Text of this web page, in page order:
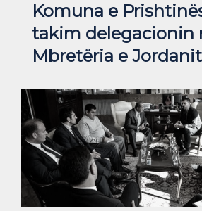
Komuna e
takim delegacionin
Mbretëria e Jordanit